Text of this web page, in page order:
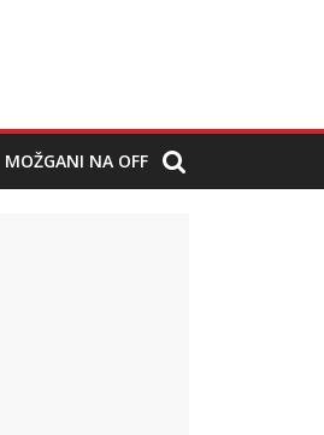
MOŽGANI NA OFF